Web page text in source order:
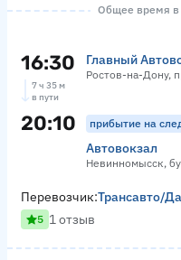
Общее время в
16:30 Главный
Ростов-на-Дону,
7 ч 35 м
в пути
20:10 прибытие на
Автовокзал
Невинномысск,
Перевозчик:Трансавто/
5 1 отзыв